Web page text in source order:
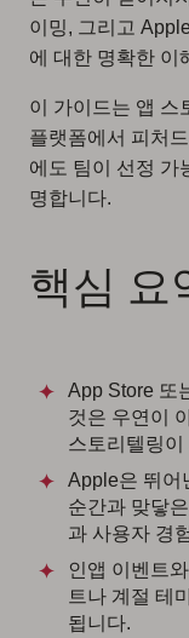
이밍, 그리고
에 대한 명확한 이
이 가이드는 앱 스
플랫폼에서 피처
에도 팀이 선정 가
명합니다.
핵심 요
App Store 또
것은 우연이
스토리텔링
Apple은 뛰어
순간과 맞닿
과 사용자 경
인앱 이벤트
트나 계절 테
됩니다.